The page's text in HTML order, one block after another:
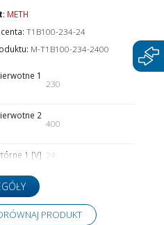
: METH
T1B100-234-24
M-T1B100-234-2400
1
230
2
400
1 [V] 24
PRODUKT